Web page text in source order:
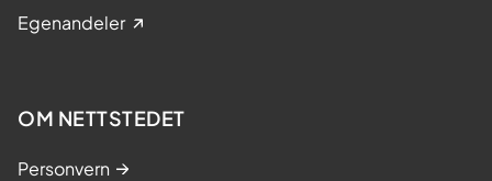
Egenandeler
OM NETTSTEDET
Personvern